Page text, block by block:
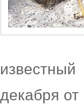
декабря